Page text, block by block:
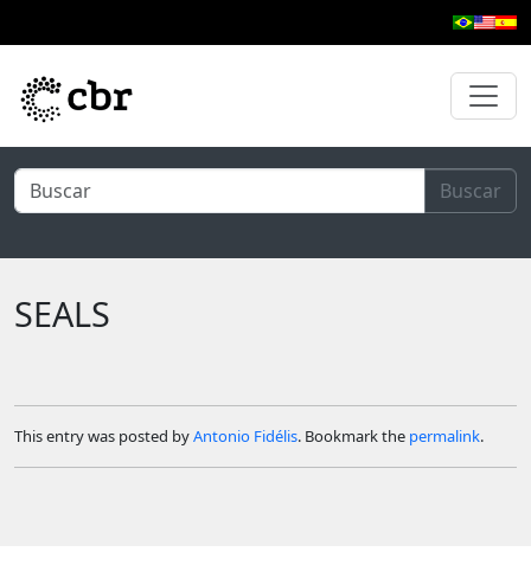
Buscar
SEALS
This entry was posted byAntonio Fidélis. Bookmark the permalink.